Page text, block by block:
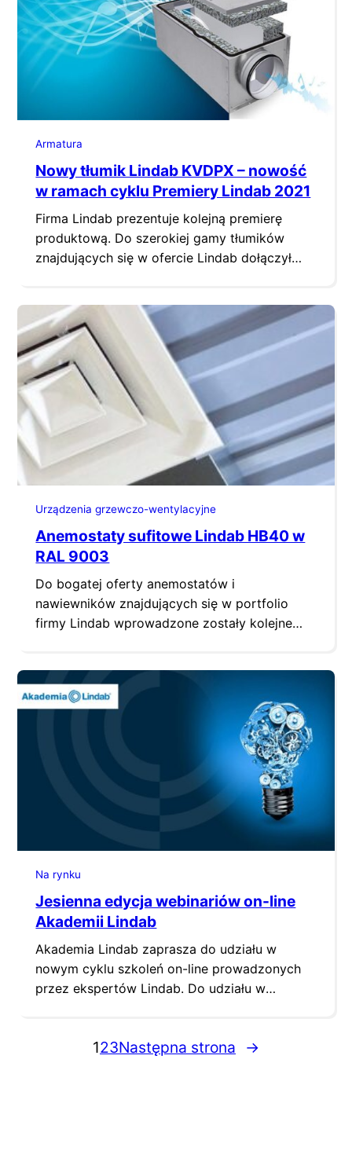
podnoszą komfort cieplny, pozwalają
zaoszczędzić więcej miejsca (uwalniają
podłogę) oraz zapewniają lepszą jakość
powietrza w…
Armatura
Nowy tłumik Lindab KVDPX – nowość
w ramach cyklu Premiery Lindab 2021
Firma Lindab prezentuje kolejną premierę
produktową. Do szerokiej gamy tłumików
znajdujących się w ofercie Lindab dołączył
najskuteczniejszym tłumikiem w ofercie Lindab
na rynku. Doskonałe parametry tłumienia
zostały osiągnięte dzięki zastosowaniu
wyjątkowego materiału Acutec® i Acutec®
Plus. Oferowany jest w czterech modelach
w klasie M1, a dwa z…
Urządzenia grzewczo-wentylacyjne
Anemostaty sufitowe Lindab HB40 w
RAL 9003
Do bogatej oferty anemostatów i
nawiewników znajdujących się w portfolio
firmy Lindab wprowadzone zostały kolejne
RAL 9003 (czystym odcieniu bieli) wtapiają się
w sufity w pomieszczeniach i doskonale się z
nimi komponują. Dostępne są w rozmiarach od
295×295 do 595×595 mm. Do głównych zalet
anemostatów HB40 zaliczyć należy…
Na rynku
Jesienna edycja webinariów on-line
Akademii Lindab
Akademia Lindab zaprasza do udziału w
nowym cyklu szkoleń on-line prowadzonych
przez ekspertów Lindab. Do udziału w
inwestorów a także dekarzy i właścicieli
123Następna strona →